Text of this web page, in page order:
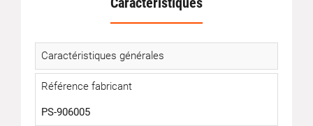
Caractéristiques générales
Référence fabricant
PS-906005